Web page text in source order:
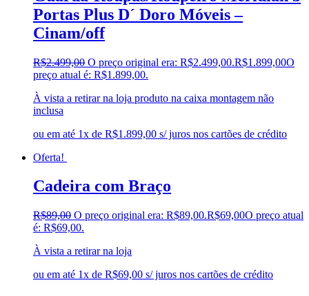
Portas Plus D´ Doro Móveis –
Cinam/off
R$2.499,00 O preço original era: R$2.499,00.R$1.899,00O
preço atual é: R$1.899,00.
À vista a retirar na loja produto na caixa montagem não
inclusa
ou em até 1x de R$1.899,00 s/ juros nos cartões de crédito
Oferta!
Cadeira com Braço
R$89,00 O preço original era: R$89,00.R$69,00O preço atual
é: R$69,00.
À vista a retirar na loja
ou em até 1x de R$69,00 s/ juros nos cartões de crédito